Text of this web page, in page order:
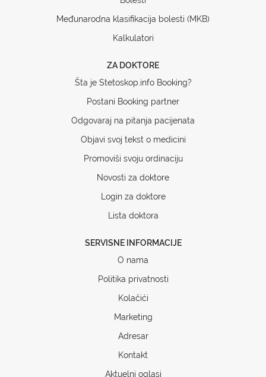
Međunarodna klasifikacija bolesti (MKB)
Kalkulatori
ZA DOKTORE
Šta je Stetoskop.info Booking?
Postani Booking partner
Odgovaraj na pitanja pacijenata
Objavi svoj tekst o medicini
Promoviši svoju ordinaciju
Novosti za doktore
Login za doktore
Lista doktora
SERVISNE INFORMACIJE
O nama
Politika privatnosti
Kolačići
Marketing
Adresar
Kontakt
Aktuelni oglasi